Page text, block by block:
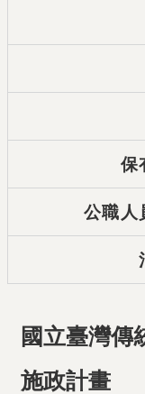
保
公職人
國立臺灣傳
施政計畫